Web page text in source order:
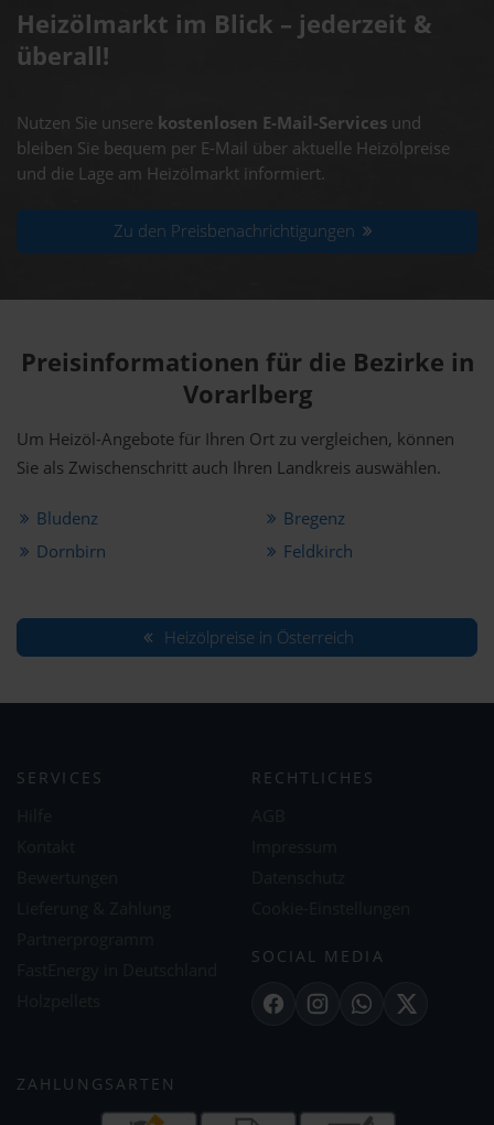
Heizölmarkt im Blick – jederzeit &
überall!
Nutzen Sie unsere kostenlosen E-Mail-Services und
bleiben Sie bequem per E-Mail über aktuelle Heizölpreise
und die Lage am Heizölmarkt informiert.
Zu den Preisbenachrichtigungen
Preisinformationen für die Bezirke in
Vorarlberg
Um Heizöl-Angebote für Ihren Ort zu vergleichen, können
Sie als Zwischenschritt auch Ihren Landkreis auswählen.
Bludenz
Bregenz
Dornbirn
Feldkirch
Heizölpreise in Österreich
SERVICES RECHTLICHES
SOCIAL MEDIA
FacebookInstagramWhatsApp
X
ZAHLUNGSARTEN